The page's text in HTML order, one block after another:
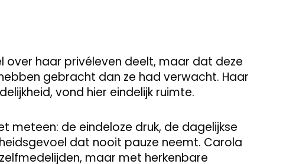
over haar privéleven deelt, maar dat deze
gebracht dan ze had verwacht. Haar
vond hier eindelijk ruimte.
meteen: de eindeloze druk, de dagelijkse
dat nooit pauze neemt. Carola
maar met herkenbare